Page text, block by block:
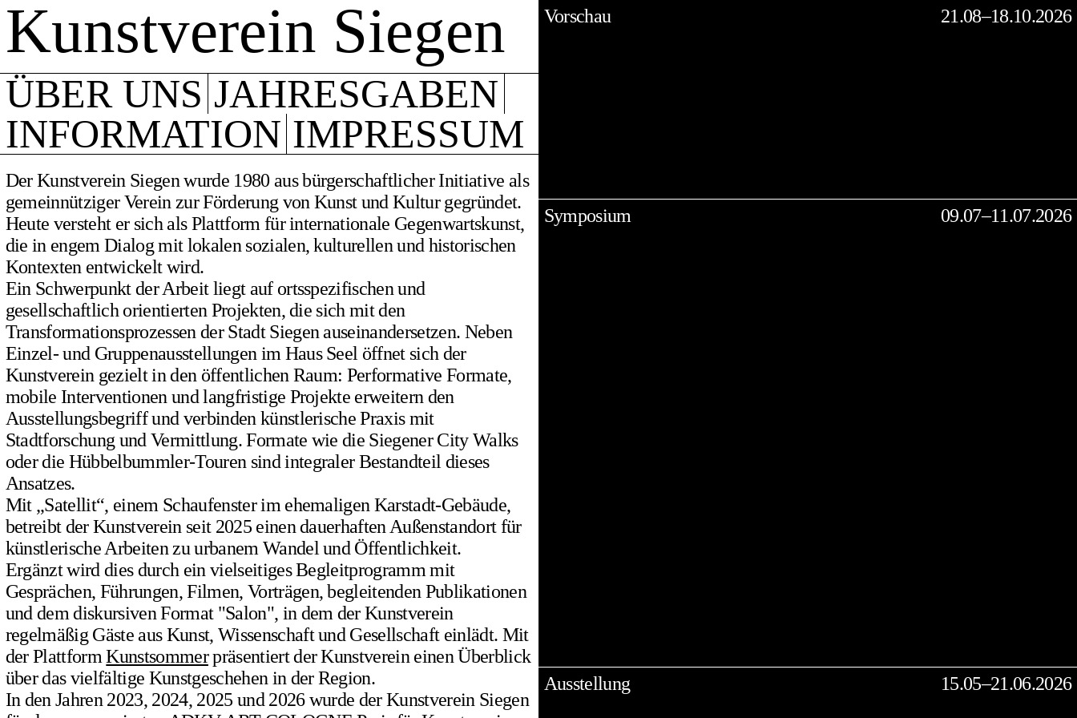
Kunstverein Siegen
ÜBER UNS JAHRESGABEN
INFORMATION IMPRESSUM
Der Kunstverein Siegen wurde 1980 aus bürgerschaftlicher Initiative als
gemeinnütziger Verein zur Förderung von Kunst und Kultur gegründet.
Heute versteht er sich als Plattform für internationale Gegenwartskunst,
die in engem Dialog mit lokalen sozialen, kulturellen und historischen
Kontexten entwickelt wird.
Ein Schwerpunkt der Arbeit liegt auf ortsspezifischen und
gesellschaftlich orientierten Projekten, die sich mit den
Transformationsprozessen der Stadt Siegen auseinandersetzen. Neben
Einzel- und Gruppenausstellungen im Haus Seel öffnet sich der
Kunstverein gezielt in den öffentlichen Raum: Performative Formate,
mobile Interventionen und langfristige Projekte erweitern den
Ausstellungsbegriff und verbinden künstlerische Praxis mit
Stadtforschung und Vermittlung. Formate wie die Siegener City Walks
oder die Hübbelbummler-Touren sind integraler Bestandteil dieses
Ansatzes.
Mit „Satellit“, einem Schaufenster im ehemaligen Karstadt-Gebäude,
betreibt der Kunstverein seit 2025 einen dauerhaften Außenstandort für
künstlerische Arbeiten zu urbanem Wandel und Öffentlichkeit.
Ergänzt wird dies durch ein vielseitiges Begleitprogramm mit
Gesprächen, Führungen, Filmen, Vorträgen, begleitenden Publikationen
und dem diskursiven Format "Salon", in dem der Kunstverein
regelmäßig Gäste aus Kunst, Wissenschaft und Gesellschaft einlädt. Mit
der PlattformKunstsommerpräsentiert der Kunstverein einen Überblick
über das vielfältige Kunstgeschehen in der Region.
In den Jahren 2023, 2024, 2025 und 2026 wurde der Kunstverein Siegen
Vorschau 21.08–18.10.2026
Symposium 09.07–11.07.2026
Ausstellung 15.05–21.06.2026